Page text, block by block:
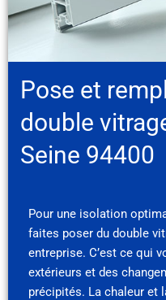
Pose et
double
Seine 94400
Pour une isolation
faites poser du double
entreprise. C’est ce qui
extérieurs et des
précipités. La chaleur et